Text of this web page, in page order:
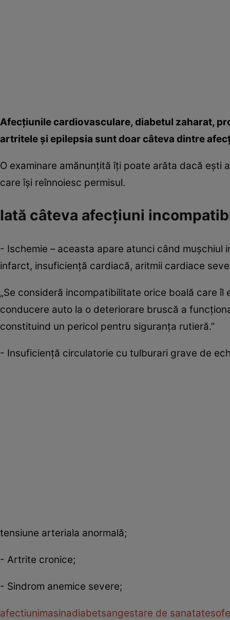
Afecţiunile cardiovasculare, diabetul zaharat,
artritele şi epilepsia sunt doar câteva dintre
O examinare amănunţită îţi poate arăta dacă
care îşi reînnoiesc permisul.
Iată câteva afecţiuni
- Ischemie – aceasta apare atunci când
infarct, insuficienţă cardiacă, aritmii cardiace
„Se consideră incompatibilitate orice boală care
conducere auto la o deteriorare bruscă a
constituind un pericol pentru siguranţa rutieră.”
- Insuficienţă circulatorie cu tulburari grave de
tensiune arteriala anormală;
- Artrite cronice;
- Sindrom anemice severe;
afectiunimasinadiabetsangestare de sanatate